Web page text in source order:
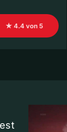
★ 4.4 von 5